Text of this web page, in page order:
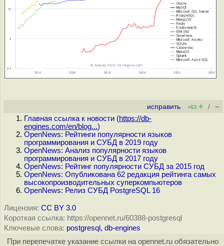
исправить +63 + / –
Главная ссылка к новости (https://db-
engines.com/en/blog...)
OpenNews: Рейтинги популярности языков
программирования и СУБД в 2019 году
OpenNews: Анализ популярности языков
программирования и СУБД в 2017 году
OpenNews: Рейтинг популярности СУБД за 2015 год
OpenNews: Опубликована 62 редакция рейтинга самых
высокопроизводительных суперкомпьютеров
OpenNews: Релиз СУБД PostgreSQL 16
Лицензия: CC BY 3.0
Короткая ссылка: https://opennet.ru/60388-postgresql
Ключевые слова: postgresql , db-engines
При перепечатке указание ссылки на opennet.ru обязательно